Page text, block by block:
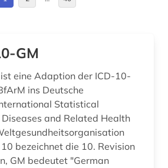
(1)
arbeitsschutz (11)
arbeitssicherheit (5)
arbeitssicherheitsrecht (1)
Suedamerika (5)
GM
eine Adaption der ICD-10-
ins Deutsche
Statistical
and Related Health
bezeichnet die 10. Revision
GM bedeutet "German